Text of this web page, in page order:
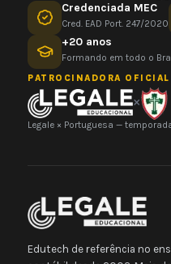
Credenciada MEC
Cred. EAD Port. 247/2020
+20 anos
Formando em todo o
PATROCINADORA OFICIAL
×
Legale × Portuguesa —
Edutech de referência no